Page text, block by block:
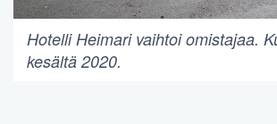
Hotelli Heimari vaihtoi omistajaa.
kesältä 2020.